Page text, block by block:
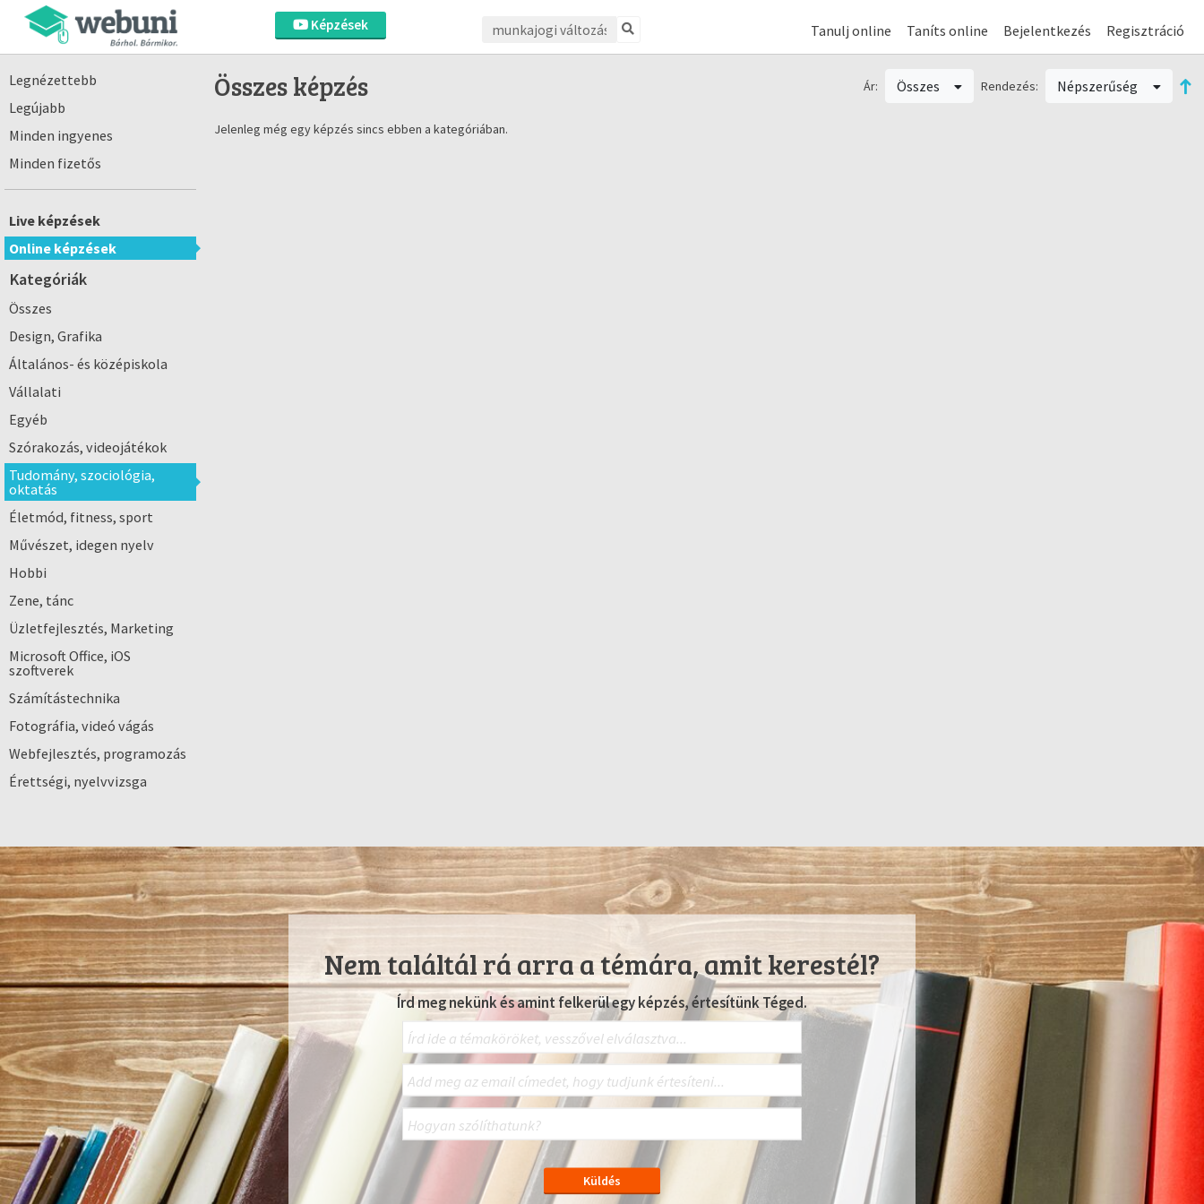
Képzések Tanulj online Taníts online Bejelentkezés Regisztráció
Legnézettebb
Legújabb
Minden ingyenes
Minden fizetős
Live képzések
Online képzések
Kategóriák
Összes
Design, Grafika
Általános- és középiskola
Vállalati
Egyéb
Szórakozás, videojátékok
Tudomány, szociológia,
oktatás
Életmód, fitness, sport
Művészet, idegen nyelv
Hobbi
Zene, tánc
Üzletfejlesztés, Marketing
Microsoft Office, iOS
szoftverek
Számítástechnika
Fotográfia, videó vágás
Webfejlesztés, programozás
Érettségi, nyelvvizsga
Összes képzés Ár: Összes Rendezés: Népszerűség
Jelenleg még egy képzés sincs ebben a kategóriában.
Nem találtál rá arra a témára, amit kerestél?
Írd meg nekünk és amint felkerül egy képzés, értesítünk Téged.